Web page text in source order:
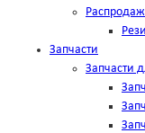
Запчасти
Запчасти